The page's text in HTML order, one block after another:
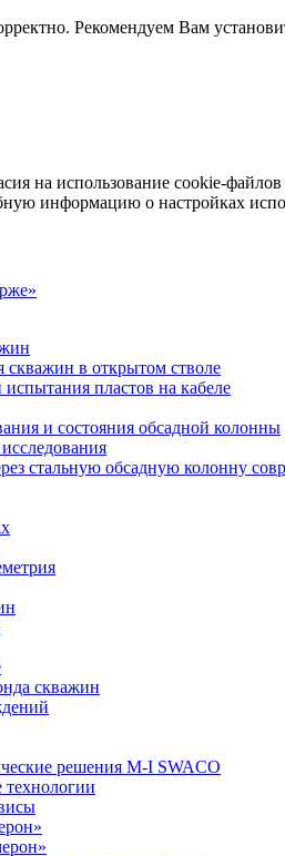
Рекомендуем Вам
на использование cookie-
информацию о настройках
скважин в открытом стволе
пластов на кабеле
и состояния обсадной колонны
стальную обсадную колонну
скважин
решения M-I SWACO
технологии